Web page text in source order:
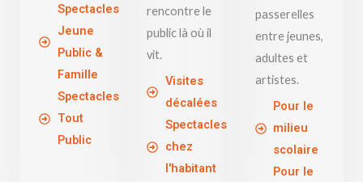
Spectacles
Jeune
Public &
Famille
Spectacles
Tout
Public
rencontre le
public là où il
vit.
Visites
décalées
Spectacles
chez
l'habitant
passerelles
entre jeunes,
adultes et
artistes.
Pour le
milieu
scolaire
Pour le